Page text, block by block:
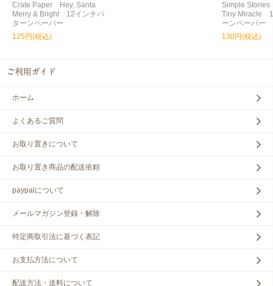
Crate Paper Hey, Santa
Merry & Bright 12インチパ
ターンペーパー
125円(税込)
Simple
Tiny Miracle
ーンペーパー
130円(税込)
ホーム
よくあるご質問
お取り置きについて
お取り置き商品の配送依頼
paypalについて
メールマガジン登録・解除
特定商取引法に基づく表記
お支払方法について
配送方法・送料について